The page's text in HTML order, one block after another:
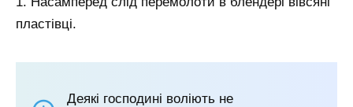
пластівці.
Деякі господині воліють не